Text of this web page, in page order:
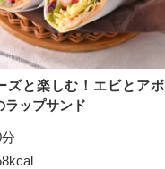
ズと楽しむ！エビとアボ
ラップサンド